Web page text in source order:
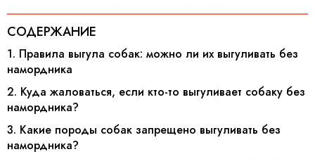
СОДЕРЖАНИЕ
1. Правила выгула собак: можно ли их выгуливать без
намордника
2. Куда жаловаться, если кто-то выгуливает собаку без
намордника?
3. Какие породы собак запрещено выгуливать без
намордника?